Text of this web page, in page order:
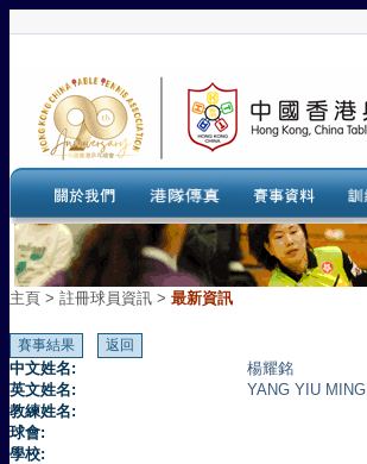
主頁 > 註冊球員資訊 > 最新資訊
中文姓名:
楊耀銘
英文姓名:
YANG YIU MING
教練姓名:
球會:
學校: